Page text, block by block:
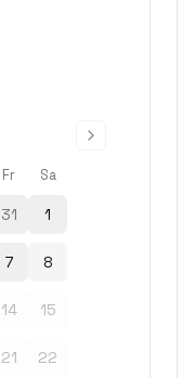
Fr Sa
31 1
7 8
14 15
21 22